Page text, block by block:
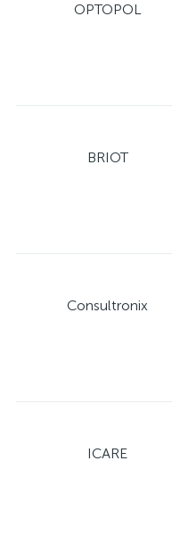
OPTOPOL
BRIOT
Consultronix
ICARE